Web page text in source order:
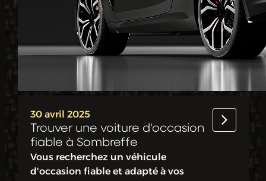
30 avril 2025
Trouver une voiture d'occasion
fiable à Sombreffe
Vous recherchez un véhicule
d'occasion fiable et adapté à vos